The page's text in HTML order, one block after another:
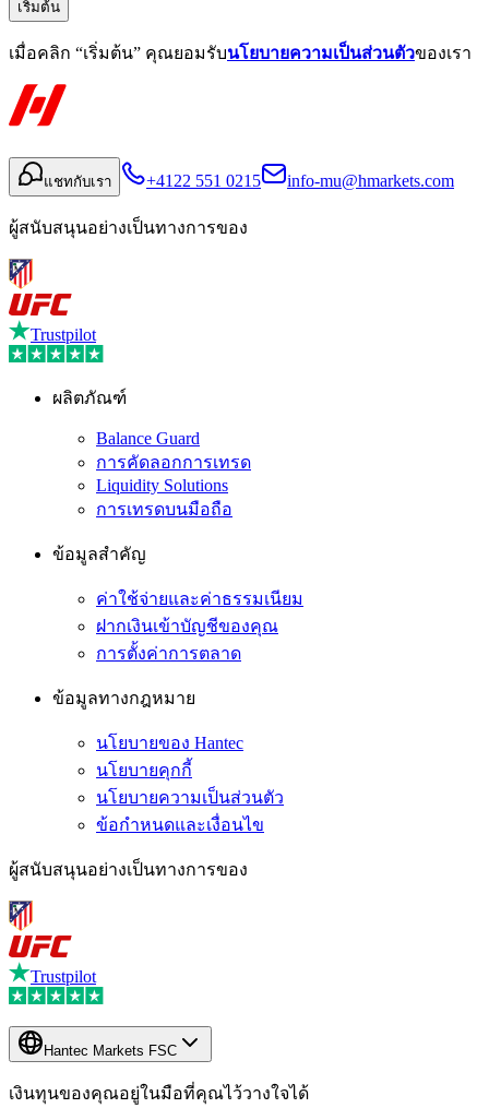
เริ่มต้น
เมื่อคลิก “เริ่มต้น” คุณยอมรับนโยบายความเป็นส่วนตัวของเรา
แชทกับเรา +4122 551 0215 info-mu@hmarkets.com
ผู้สนับสนุนอย่างเป็นทางการของ
Trustpilot
ผลิตภัณฑ์
Balance Guard
การคัดลอกการเทรด
Liquidity Solutions
การเทรดบนมือถือ
ข้อมูลสำคัญ
ค่าใช้จ่ายและค่าธรรมเนียม
ฝากเงินเข้าบัญชีของคุณ
การตั้งค่าการตลาด
ข้อมูลทางกฎหมาย
นโยบายของ Hantec
นโยบายคุกกี้
นโยบายความเป็นส่วนตัว
ข้อกำหนดและเงื่อนไข
ผู้สนับสนุนอย่างเป็นทางการของ
Trustpilot
Hantec Markets FSC
เงินทุนของคุณอยู่ในมือที่คุณไว้วางใจได้